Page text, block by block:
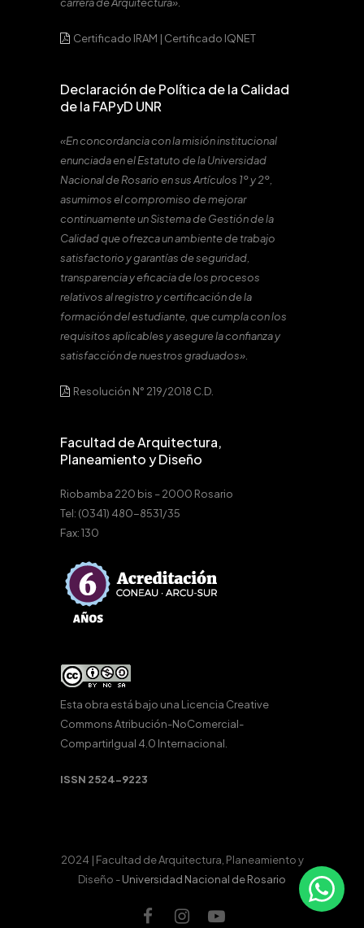
carrera de Arquitectura».
Certificado IRAM | Certificado IQNET
Declaración de Política de la Calidad
de la FAPyD UNR
«En concordancia con la misión institucional
enunciada en el Estatuto de la Universidad
Nacional de Rosario en sus Artículos 1º y 2º,
asumimos el compromiso de mejorar
continuamente un Sistema de Gestión de la
Calidad que ofrezca un ambiente de trabajo
satisfactorio y garantías de seguridad,
transparencia y eficacia de los procesos
relativos al registro y certificación de la
formación del estudiante, que cumpla con los
requisitos aplicables y asegure la confianza y
satisfacción de nuestros graduados».
Resolución N° 219/2018 C.D.
Facultad de Arquitectura,
Planeamiento y Diseño
Riobamba 220 bis – 2000 Rosario
Tel: (0341) 480-8531/35
Fax: 130
Esta obra está bajo una Licencia Creative
Commons Atribución-NoComercial-
CompartirIgual 4.0 Internacional.
ISSN 2524-9223
2024 | Facultad de Arquitectura, Planeamiento y
Diseño -Universidad Nacional de Rosario